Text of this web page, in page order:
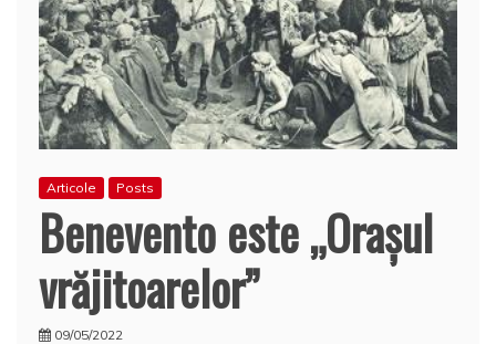
Articole Posts
Benevento este „Oraşul
vrăjitoarelor”
09/05/2022